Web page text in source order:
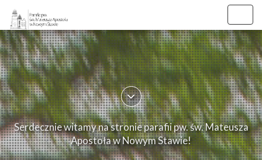
×
Strona
główna
O
parafii
Ogłoszenia
Serdecznie witamy na stronie parafii pw. św. Mateusza
Apostoła w Nowym Stawie!